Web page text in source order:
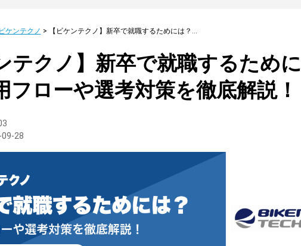
ケンテクノ > 【ビケンテクノ】新卒で就職するためには？採用フローや選考対策を徹底解説！
テクノ】新卒で就職するために
フローや選考対策を徹底解説！
28